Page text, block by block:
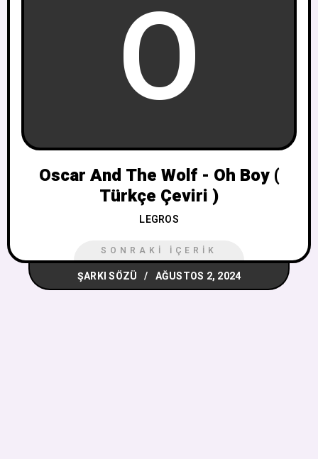
O
Oscar And The Wolf - Oh Boy (
Türkçe Çeviri )
LEGROS
SONRAKI İÇERIK
ŞARKI SÖZÜ AĞUSTOS 2, 2024